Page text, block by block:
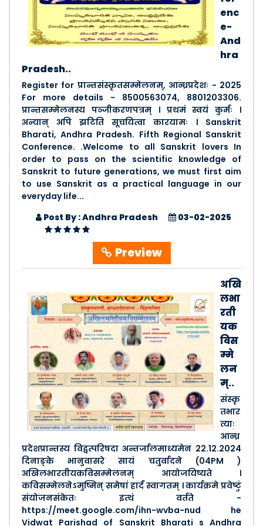
enc
e-
And
hra
Pradesh..
Register for प्रान्तसंस्कृतसम्मेलनम्, आन्ध्रप्रदेशः - 2025
For more details - 8500563074, 8801203306.
प्रान्तसम्मेलनस्य पञ्जीकरणपत्रम् । प्रथमं स्वयं कुर्मः ।
अन्यान् अपि झटिति सूचयित्वा कारयामः । Sanskrit
Bharati, Andhra Pradesh. Fifth Regional Sanskrit
Conference. .Welcome to all Sanskrit lovers In
order to pass on the scientific knowledge of
Sanskrit to future generations, we must first aim
to use Sanskrit as a practical language in our
everyday life...
Post By : Andhra Pradesh
03-02-2025
Preview
अखि
लभा
रती
यक
विस
म्मे
लन
म्..
संस्कृ
तभार
त्याः
आन्ध्र
प्रदेशप्रान्तस्य विद्वत्परिषदा अन्तर्जालमाध्यमेन 22.12.2024
दिनाङ्के भानुवासरे सायं चतु्र्वादने (04PM )
अखिलभारतीयकविसम्मेलनम् आयोजयिष्यते ।
कविसम्मेलनेऽमुष्मिन् समेषां हार्दं स्वागतम् । कार्यक्रमे प्रवेष्टुं
संयोजनसंकेतः इत्थं वर्तते -
https://meet.google.com/ihn-wvba-nud he
Vidwat Parishad of Sanskrit Bharati s Andhra